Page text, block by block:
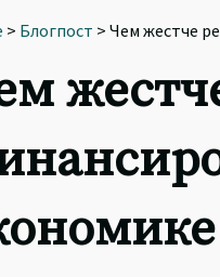
> Блогпост > Чем жестче